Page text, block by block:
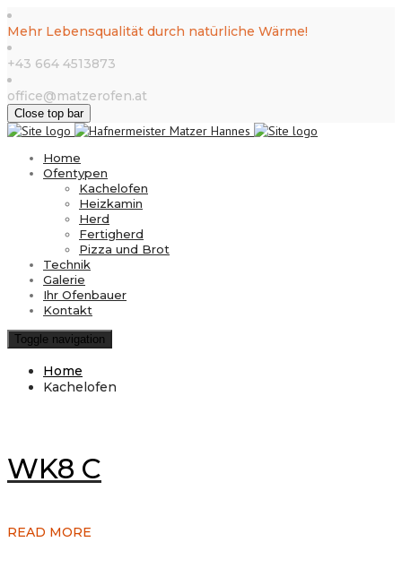
Mehr Lebensqualität durch natürliche Wärme!
+43 664 4513873
office@matzerofen.at
Close top bar
Home
Ofentypen
Kachelofen
Heizkamin
Herd
Fertigherd
Pizza und Brot
Technik
Galerie
Ihr Ofenbauer
Kontakt
Toggle navigation
Home
Kachelofen
WK8 C
READ MORE